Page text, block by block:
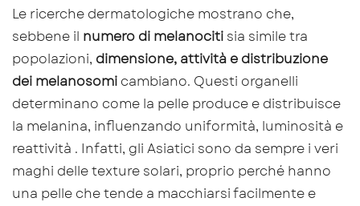
Le ricerche dermatologiche mostrano che,
sebbene il numero di melanociti sia simile tra
popolazioni, dimensione, attività e distribuzione
dei melanosomi cambiano. Questi organelli
determinano come la pelle produce e distribuisce
la melanina, influenzando uniformità, luminosità e
reattività . Infatti, gli Asiatici sono da sempre i veri
maghi delle texture solari, proprio perché hanno
una pelle che tende a macchiarsi facilmente e